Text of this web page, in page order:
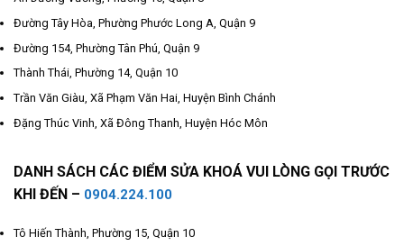
Đường Tây Hòa, Phường Phước Long A, Quận 9
Đường 154, Phường Tân Phú, Quận 9
Thành Thái, Phường 14, Quận 10
Trần Văn Giàu, Xã Phạm Văn Hai, Huyện Bình Chánh
Đặng Thúc Vinh, Xã Đông Thanh, Huyện Hóc Môn
DANH SÁCH CÁC ĐIỂM SỬA KHOÁ VUI LÒNG GỌI TRƯỚC
KHI ĐẾN – 0904.224.100
Tô Hiến Thành, Phường 15, Quận 10